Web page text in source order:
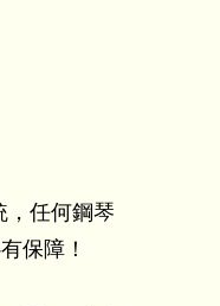
任何鋼琴
保障！